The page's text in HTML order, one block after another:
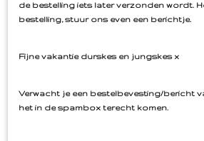
de bestelling iets later verzonden wordt.
bestelling, stuur ons even een berichtje.
Fijne vakantie durskes en jungskes x
Verwacht je een bestelbevesting/bericht
het in de spambox terecht komen.